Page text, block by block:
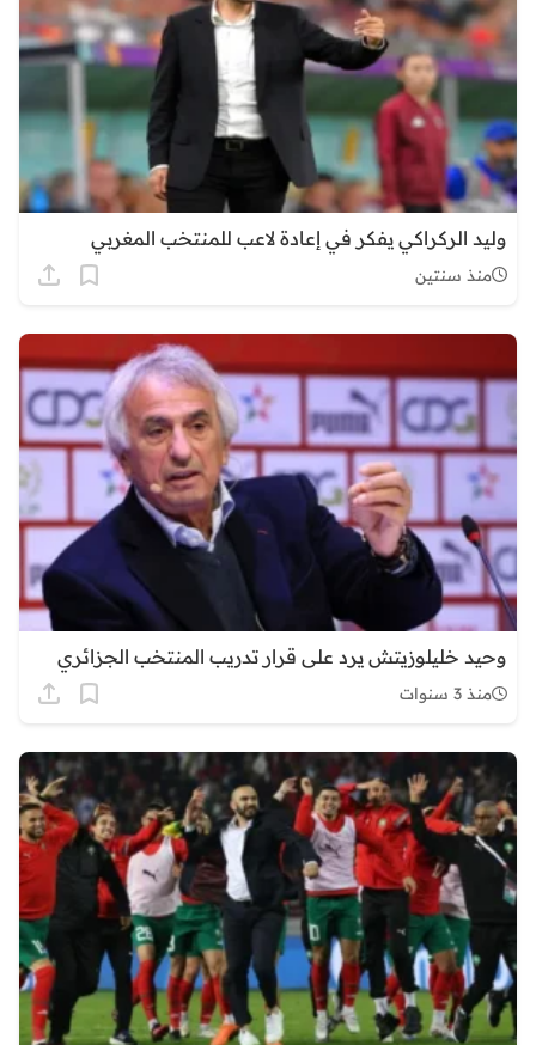
وليد الركراكي يفكر في إعادة لاعب للمنتخب المغربي
منذ سنتين
وحيد خليلوزيتش يرد على قرار تدريب المنتخب الجزائري
منذ 3 سنوات